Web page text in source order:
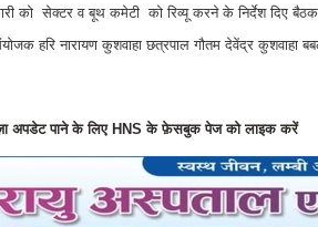
को सेक्टर व बूथ कमेटी को रिव्यू करने के निर्देश दिए
हरि नारायण कुशवाहा छत्रपाल गौतम देवेंद्र
अपडेट पाने के लिए HNS के फ़ेसबुक पेज को लाइक करें